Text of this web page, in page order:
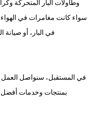
وطاولات البار المتحركة
سواء كانت مغامرات في الهواء
في البار، أو صيانة
في المستقبل، سنواصل العمل
بمنتجات وخدمات